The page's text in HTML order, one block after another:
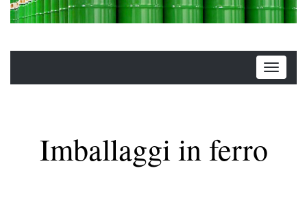
Imballaggi in ferro